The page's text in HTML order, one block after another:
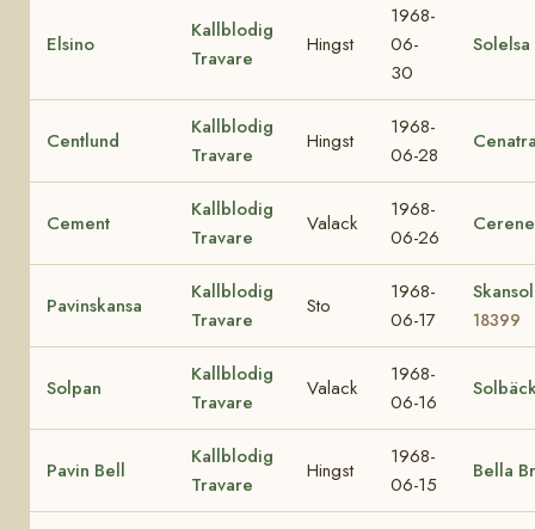
Elsino
Kallblodig
Travare
Hingst
1968-
06-
30
Solelsa
Centlund
Kallblodig
Travare
Hingst
1968-
06-28
Cement
Kallblodig
Travare
Valack
1968-
06-26
Cerene
Pavinskansa
Kallblodig
Travare
Sto
1968-
06-17
18399
Solpan
Kallblodig
Travare
Valack
1968-
06-16
Pavin Bell
Kallblodig
Travare
Hingst
1968-
06-15
Bella